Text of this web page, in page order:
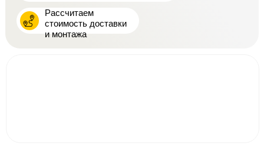
Рассчитаем
стоимость доставки
и монтажа